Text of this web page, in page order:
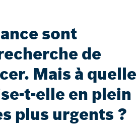
sont
de
Mais à quelle
t-elle en plein
plus urgents ?